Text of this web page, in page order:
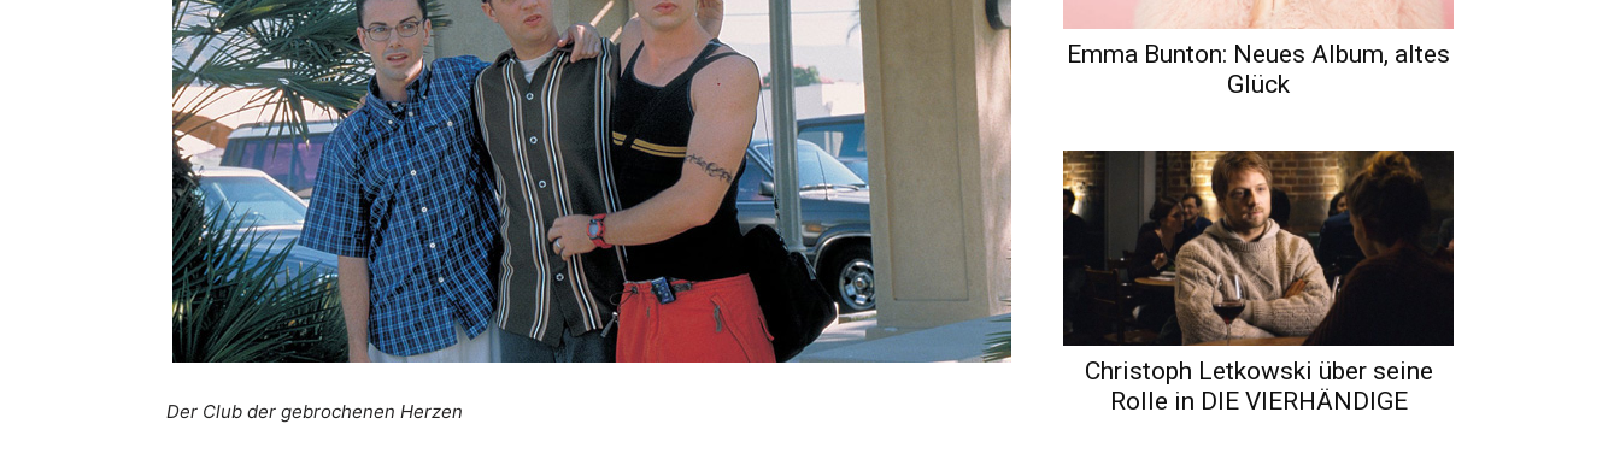
Der Club der gebrochenen Herzen
Emma Bunton: Neues Album, altes
Glück
Christoph Letkowski über seine
Rolle in DIE VIERHÄNDIGE